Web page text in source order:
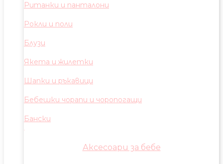
Ританки и панталони
Рокли и поли
Блузи
Якета и жилетки
Шапки и ръкавици
Бебешки чорапи и чоропогащи
Бански
Аксесоари за бебе